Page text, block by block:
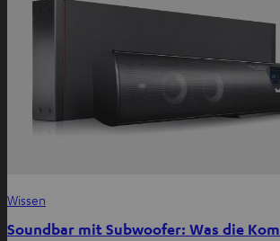
Wissen
Soundbar mit Subwoofer: Was die